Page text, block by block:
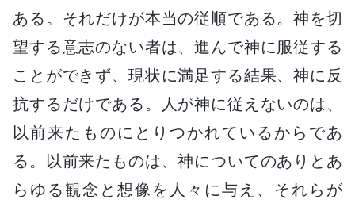
ある。それだけが本当の従順である。神を切
望する意志のない者は、進んで神に服従する
ことができず、現状に満足する結果、神に反
抗するだけである。人が神に従えないのは、
以前来たものにとりつかれているからであ
る。以前来たものは、神についてのありとあ
らゆる観念と想像を人々に与え、それらが